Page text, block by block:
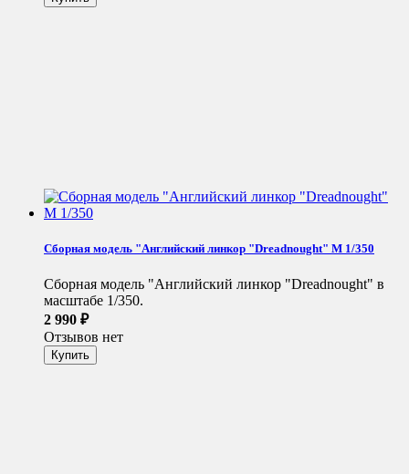
Сборная модель "Английский линкор "Dreadnought" М 1/350
Сборная модель "Английский линкор "Dreadnought" в
масштабе 1/350.
2 990 ₽
Отзывов нет